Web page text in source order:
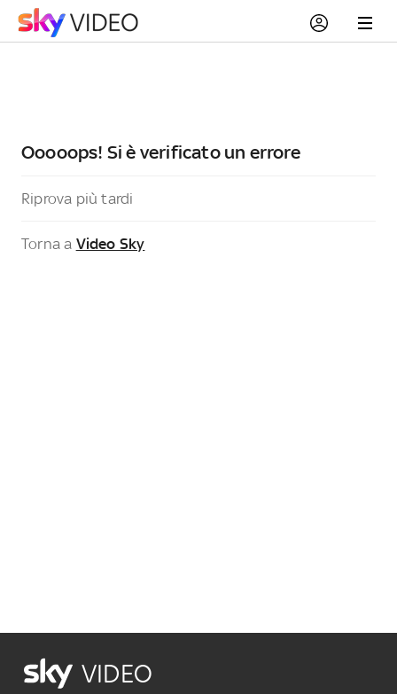
Ooooops! Si è verificato un errore
Riprova più tardi
Torna a Video Sky
VIDEO